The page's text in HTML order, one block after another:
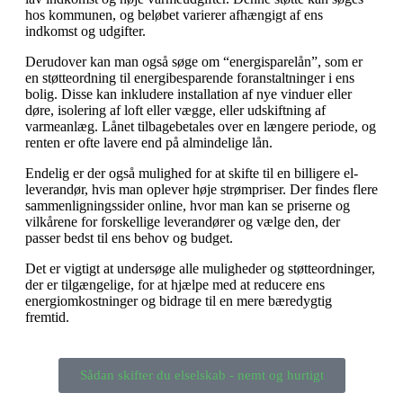
hos kommunen, og beløbet varierer afhængigt af ens
indkomst og udgifter.
Derudover kan man også søge om “energisparelån”, som er
en støtteordning til energibesparende foranstaltninger i ens
bolig. Disse kan inkludere installation af nye vinduer eller
døre, isolering af loft eller vægge, eller udskiftning af
varmeanlæg. Lånet tilbagebetales over en længere periode, og
renten er ofte lavere end på almindelige lån.
Endelig er der også mulighed for at skifte til en billigere el-
leverandør, hvis man oplever høje strømpriser. Der findes flere
sammenligningssider online, hvor man kan se priserne og
vilkårene for forskellige leverandører og vælge den, der
passer bedst til ens behov og budget.
Det er vigtigt at undersøge alle muligheder og støtteordninger,
der er tilgængelige, for at hjælpe med at reducere ens
energiomkostninger og bidrage til en mere bæredygtig
fremtid.
Sådan skifter du elselskab - nemt og hurtigt